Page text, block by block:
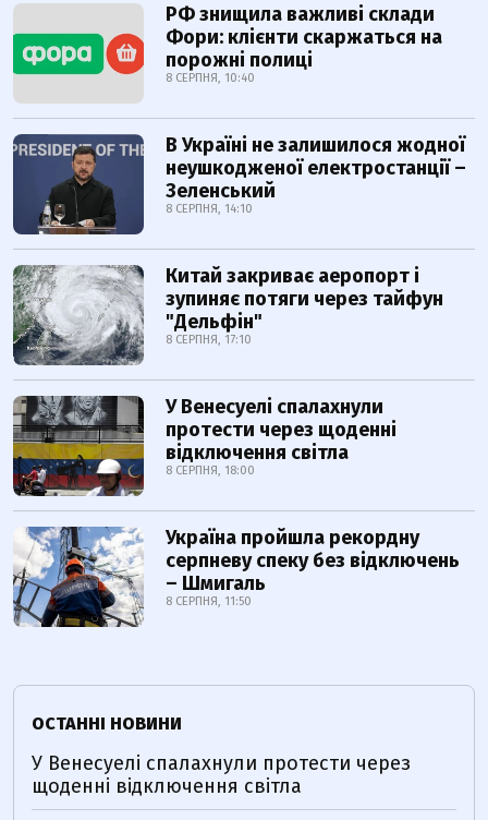
РФ знищила важливі склади
Фори: клієнти скаржаться на
порожні полиці
8 СЕРПНЯ, 10:40
В Україні не залишилося жодної
неушкодженої електростанції –
Зеленський
8 СЕРПНЯ, 14:10
Китай закриває аеропорт і
зупиняє потяги через тайфун
"Дельфін"
8 СЕРПНЯ, 17:10
У Венесуелі спалахнули
протести через щоденні
відключення світла
8 СЕРПНЯ, 18:00
Україна пройшла рекордну
серпневу спеку без відключень
– Шмигаль
8 СЕРПНЯ, 11:50
ОСТАННІ НОВИНИ
У Венесуелі спалахнули протести через
щоденні відключення світла